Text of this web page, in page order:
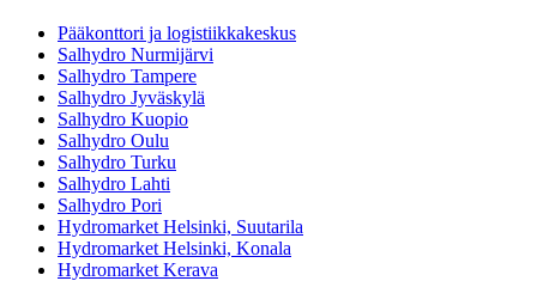
Pääkonttori ja logistiikkakeskus
Salhydro Nurmijärvi
Salhydro Tampere
Salhydro Jyväskylä
Salhydro Kuopio
Salhydro Oulu
Salhydro Turku
Salhydro Lahti
Salhydro Pori
Hydromarket Helsinki, Suutarila
Hydromarket Helsinki, Konala
Hydromarket Kerava